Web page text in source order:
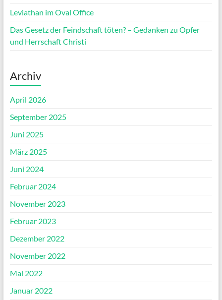
Leviathan im Oval Office
Das Gesetz der Feindschaft töten? – Gedanken zu Opfer
und Herrschaft Christi
Archiv
April 2026
September 2025
Juni 2025
März 2025
Juni 2024
Februar 2024
November 2023
Februar 2023
Dezember 2022
November 2022
Mai 2022
Januar 2022